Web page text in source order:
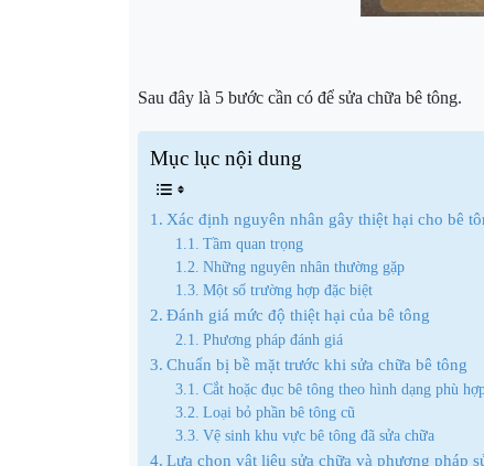
Sau đây là 5 bước cần có để sửa chữa bê tông.
Mục lục nội dung
Xác định nguyên nhân gây thiệt hại cho bê
Tầm quan trọng
Những nguyên nhân thường gặp
Một số trường hợp đặc biệt
Đánh giá mức độ thiệt hại của bê tông
Phương pháp đánh giá
Chuẩn bị bề mặt trước khi sửa chữa bê tông
Cắt hoặc đục bê tông theo hình dạng phù
Loại bỏ phần bê tông cũ
Vệ sinh khu vực bê tông đã sửa chữa
Lựa chọn vật liệu sửa chữa và phương pháp